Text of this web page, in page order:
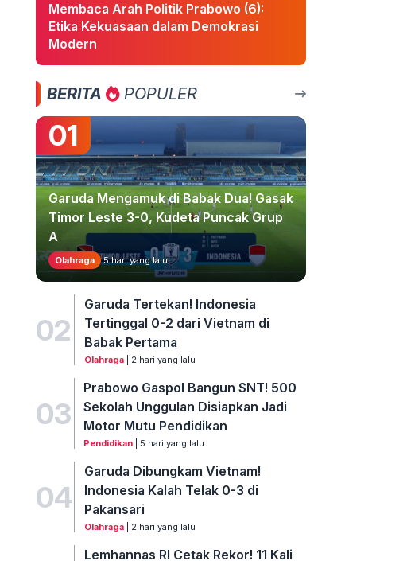
Membaca Arah Politik Prabowo (6):
Etika Kekuasaan dalam Demokrasi
Modern
BERITA POPULER
01
Garuda Mengamuk di Babak Dua! Gasak
Timor Leste 3-0, Kudeta Puncak Grup
A
Olahraga 5 hari yang lalu
02
Garuda Tertekan! Indonesia
Tertinggal 0-2 dari Vietnam di
Babak Pertama
Olahraga| 2 hari yang lalu
03
Prabowo Gaspol Bangun SNT! 500
Sekolah Unggulan Disiapkan Jadi
Motor Mutu Pendidikan
Pendidikan | 5 hari yang lalu
04
Garuda Dibungkam Vietnam!
Indonesia Kalah Telak 0-3 di
Pakansari
Olahraga| 2 hari yang lalu
Lemhannas RI Cetak Rekor! 11 Kali